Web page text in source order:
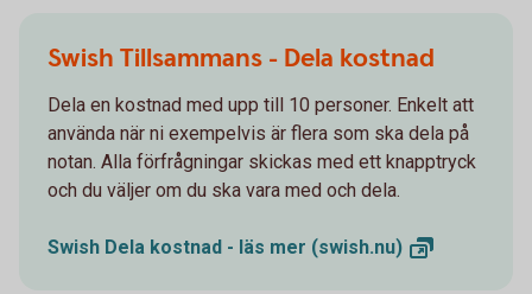
Swish Tillsammans - Dela kostnad
Dela en kostnad med upp till 10 personer. Enkelt att
använda när ni exempelvis är flera som ska dela på
notan. Alla förfrågningar skickas med ett knapptryck
och du väljer om du ska vara med och dela.
Swish Dela kostnad - läs mer (swish.nu)